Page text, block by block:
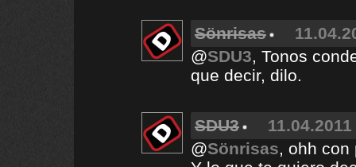
Sönrisas
@SDU3, Tonos
que decir, dilo.
SDU3
@Sönrisas, ohh con